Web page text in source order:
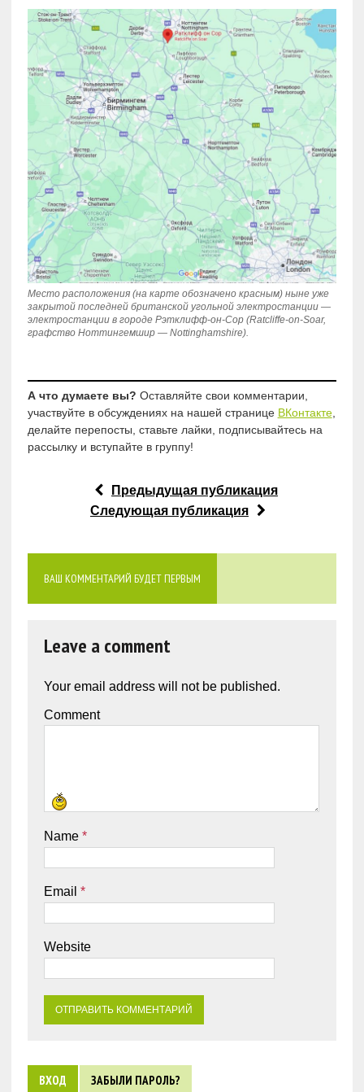
Место расположения (на карте обозначено красным) ныне уже
закрытой последней британской угольной электростанции —
электростанции в городе Рэтклифф-он-Сор (Ratcliffe-on-Soar,
графство Ноттингемшир — Nottinghamshire).
А что думаете вы? Оставляйте свои комментарии,
участвуйте в обсуждениях на нашей странице ВКонтакте,
делайте перепосты, ставьте лайки, подписывайтесь на
рассылку и вступайте в группу!
Предыдущая публикация
Следующая публикация
ВАШ КОММЕНТАРИЙ БУДЕТ ПЕРВЫМ
Leave a comment
Your email address will not be published.
Comment
Name *
Email *
Website
ВХОД ЗАБЫЛИ ПАРОЛЬ?